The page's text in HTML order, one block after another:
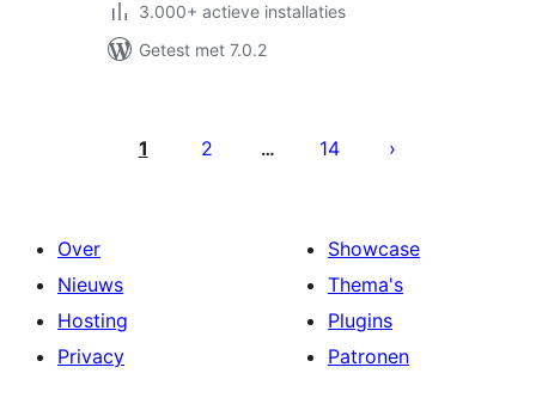
3.000+ actieve installaties
Getest met 7.0.2
paginering
1 2 … 14
Over
Nieuws
Hosting
Privacy
Showcase
Thema's
Plugins
Patronen